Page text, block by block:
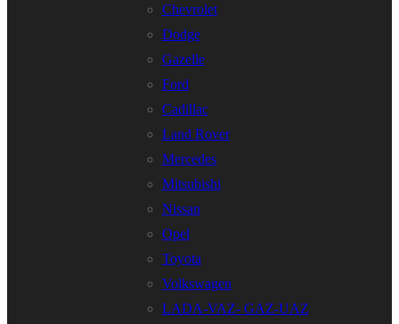
Chevrolet
Dodge
Gazelle
Ford
Cadillac
Land Rover
Mercedes
Mitsubishi
Nissan
Opel
Toyota
Volkswagen
LADA-VAZ- GAZ-UAZ